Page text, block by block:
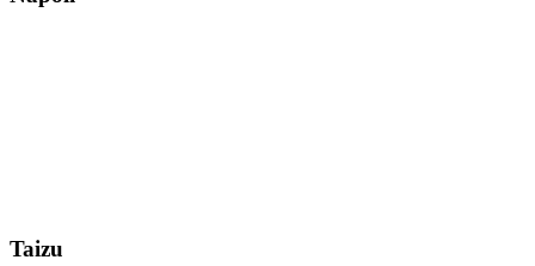
Taizu